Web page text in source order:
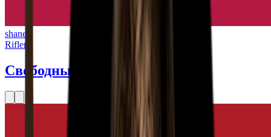
shane
Rifler
Свободный агент